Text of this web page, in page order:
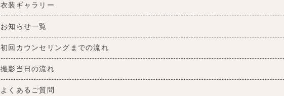
衣装ギャラリー
お知らせ一覧
初回カウンセリングまでの流れ
撮影当日の流れ
よくあるご質問